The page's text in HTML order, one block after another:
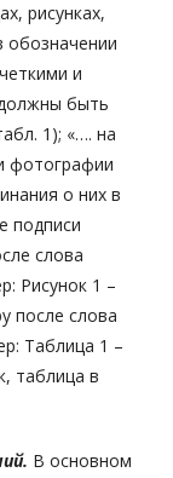
рисунках,
и
быть
1); «…. на
фотографии
о них в
подписи
слова
Рисунок 1 –
после слова
Таблица 1 –
таблица в
В основном